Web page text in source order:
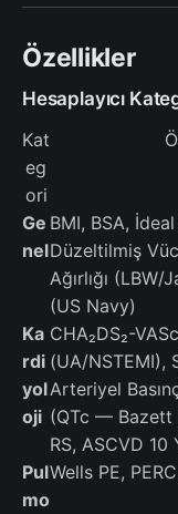
Özellikler
Hesaplayıcı
Kat
eg
ori
Ge
nel
BMI, BSA,
Düzeltilmiş
Ağırlığı
(US Navy)
Ka
rdi
yol
oji
CHA₂DS₂-
(UA/NSTEMI),
Arteriyel
(QTc — Bazett
RS, ASCVD 10
Pul
mo
Wells PE,